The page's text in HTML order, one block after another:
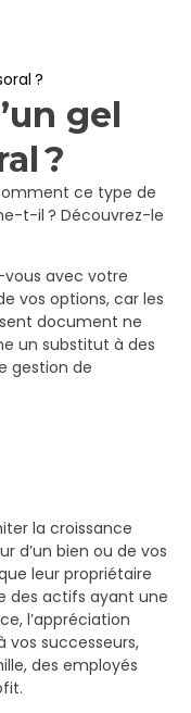
?
gel
?
ce type de
t-il ? Découvrez-le
avec votre
vos options, car les
document ne
un substitut à des
gestion de
la croissance
d’un bien ou de vos
leur propriétaire
des actifs ayant une
l’appréciation
vos successeurs,
des employés